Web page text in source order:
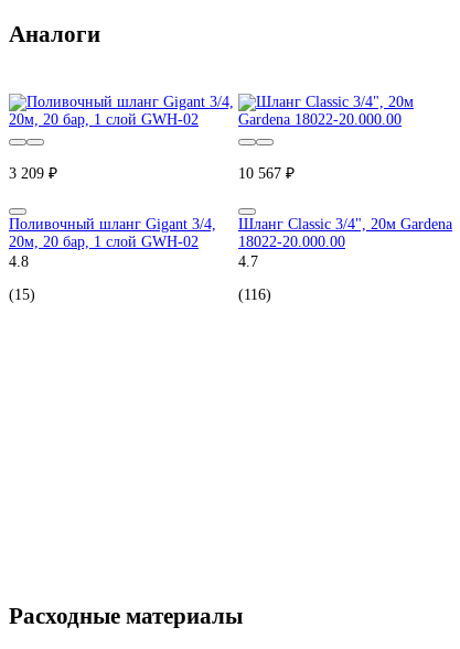
Аналоги
3 209 ₽
Поливочный шланг Gigant 3/4,
20м, 20 бар, 1 слой GWH-02
4.8
(15)
10 567 ₽
Шланг Classic 3/4", 20м Gardena
18022-20.000.00
4.7
(116)
Расходные материалы